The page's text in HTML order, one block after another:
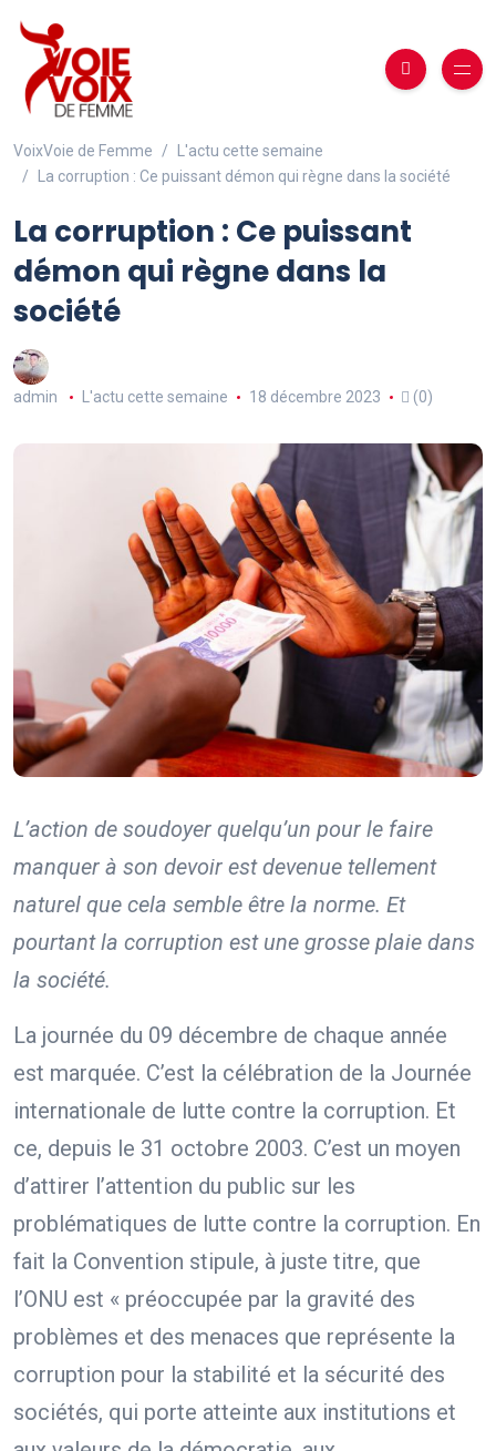
VoixVoie de Femme
L'actu cette semaine
La corruption : Ce puissant démon qui règne dans la société
La corruption : Ce puissant
démon qui règne dans la
société
admin L'actu cette semaine 18 décembre 2023 (0)
L’action de soudoyer quelqu’un pour le faire
manquer à son devoir est devenue tellement
naturel que cela semble être la norme. Et
pourtant la corruption est une grosse plaie dans
la société.
La journée du 09 décembre de chaque année
est marquée. C’est la célébration de la Journée
internationale de lutte contre la corruption. Et
ce, depuis le 31 octobre 2003. C’est un moyen
d’attirer l’attention du public sur les
problématiques de lutte contre la corruption. En
fait la Convention stipule, à juste titre, que
l’ONU est « préoccupée par la gravité des
problèmes et des menaces que représente la
corruption pour la stabilité et la sécurité des
sociétés, qui porte atteinte aux institutions et